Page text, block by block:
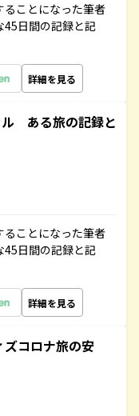
ることになった筆者
45日間の記録と記
詳細を見る
ル ある旅の記録と
ることになった筆者
45日間の記録と記
詳細を見る
コロナ旅の安